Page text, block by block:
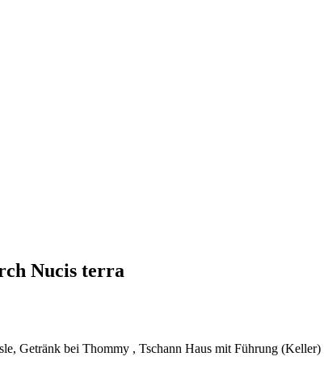
Nucis terra
Getränk bei Thommy , Tschann Haus mit Führung